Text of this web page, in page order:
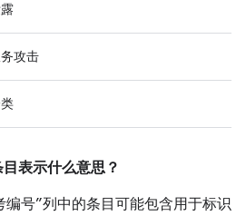
攻击
表示什么意思？
号”列中的条目可能包含用于标识